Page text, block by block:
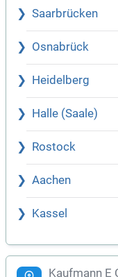
Saarbrücken
Osnabrück
Heidelberg
Halle (Saale)
Rostock
Aachen
Kassel
Kaufmann E